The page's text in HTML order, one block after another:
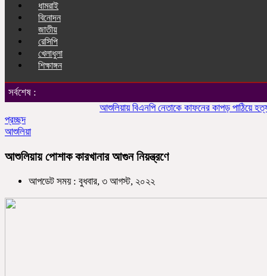
ধামরাই
বিনোদন
জাতীয়
রেসিপি
খেলাধুলা
শিক্ষাঙ্গন
সর্বশেষ :
আশুলিয়ায় বিএনপি নেতাকে কাফনের কাপড় পাঠিয়ে হত্যার
প্রচ্ছদ
আশুলিয়া
আশুলিয়ায় পোশাক কারখানার আগুন নিয়ন্ত্রণে
আপডেট সময় : বুধবার, ৩ আগস্ট, ২০২২